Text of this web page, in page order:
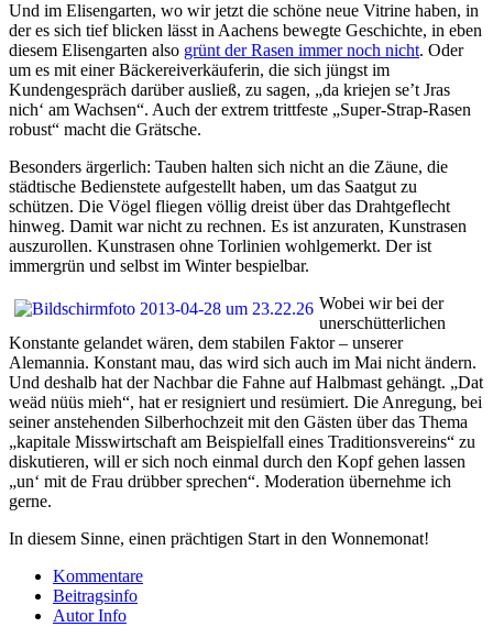
Und im Elisengarten, wo wir jetzt die schöne neue Vitrine haben, in
der es sich tief blicken lässt in Aachens bewegte Geschichte, in eben
diesem Elisengarten also grünt der Rasen immer noch nicht. Oder
um es mit einer Bäckereiverkäuferin, die sich jüngst im
Kundengespräch darüber ausließ, zu sagen, „da kriejen se’t Jras
nich‘ am Wachsen“. Auch der extrem trittfeste „Super-Strap-Rasen
robust“ macht die Grätsche.
Besonders ärgerlich: Tauben halten sich nicht an die Zäune, die
städtische Bedienstete aufgestellt haben, um das Saatgut zu
schützen. Die Vögel fliegen völlig dreist über das Drahtgeflecht
hinweg. Damit war nicht zu rechnen. Es ist anzuraten, Kunstrasen
auszurollen. Kunstrasen ohne Torlinien wohlgemerkt. Der ist
immergrün und selbst im Winter bespielbar.
Wobei wir bei der
unerschütterlichen
Konstante gelandet wären, dem stabilen Faktor – unserer
Alemannia. Konstant mau, das wird sich auch im Mai nicht ändern.
Und deshalb hat der Nachbar die Fahne auf Halbmast gehängt. „Dat
weäd nüüs mieh“, hat er resigniert und resümiert. Die Anregung, bei
seiner anstehenden Silberhochzeit mit den Gästen über das Thema
„kapitale Misswirtschaft am Beispielfall eines Traditionsvereins“ zu
diskutieren, will er sich noch einmal durch den Kopf gehen lassen
„un‘ mit de Frau drübber sprechen“. Moderation übernehme ich
gerne.
In diesem Sinne, einen prächtigen Start in den Wonnemonat!
Kommentare
Beitragsinfo
Autor Info